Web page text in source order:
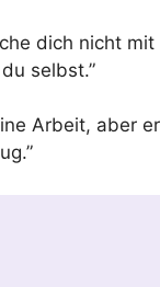
dich nicht
selbst.”
Arbeit, aber